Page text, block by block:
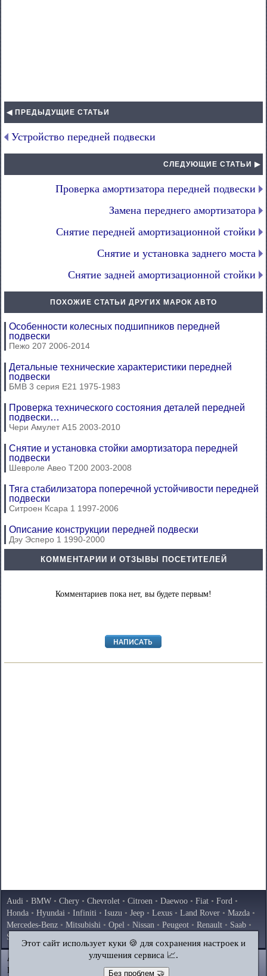
◀ ПРЕДЫДУЩИЕ СТАТЬИ
Устройство передней подвески
СЛЕДУЮЩИЕ СТАТЬИ ▶
Проверка амортизатора передней подвески
Замена переднего амортизатора
Снятие передней амортизационной стойки
Снятие и установка заднего моста
Снятие задней амортизационной стойки
ПОХОЖИЕ СТАТЬИ ДРУГИХ МАРОК АВТО
Особенности колесных подшипников передней
подвески
Пежо 207 2006-2014
Детальные технические характеристики передней
подвески
БМВ 3 серия Е21 1975-1983
Проверка технического состояния деталей передней
подвески…
Чери Амулет А15 2003-2010
Снятие и установка стойки амортизатора передней
подвески
Шевроле Авео Т200 2003-2008
Тяга стабилизатора поперечной устойчивости передней
подвески
Ситроен Ксара 1 1997-2006
Описание конструкции передней подвески
Дэу Эсперо 1 1990-2000
КОММЕНТАРИИ И ОТЗЫВЫ ПОСЕТИТЕЛЕЙ
Комментариев пока нет, вы будете первым!
Audi • BMW • Chery • Chevrolet • Citroen • Daewoo • Fiat • Ford •
Honda • Hyundai • Infiniti • Isuzu • Jeep • Lexus • Land Rover • Mazda •
Mercedes-Benz • Mitsubishi • Opel • Nissan • Peugeot • Renault • Saab •
Skoda
Volkswagen
AutoInstruction.ru © 2020–2026|Полная версия
Карта сайта
Контакты|Поиск по сайту
Этот сайт использует куки 🍪 для сохранения настроек и
улучшения сервиса 📈.
Без проблем 🤝